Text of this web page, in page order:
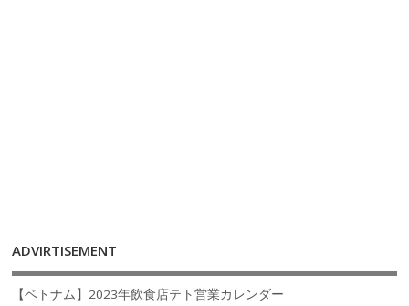
ADVIRTISEMENT
【ベトナム】2023年飲食店テト営業カレンダー